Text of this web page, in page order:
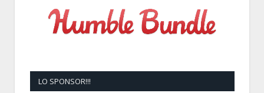
LO SPONSOR!!!